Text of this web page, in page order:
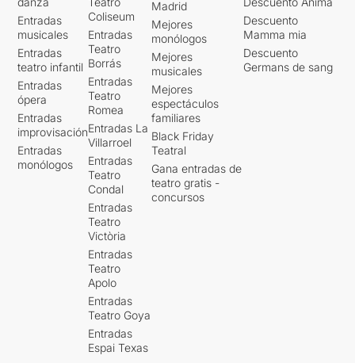
Entradas
musicales
Entradas
teatro infantil
Entradas
ópera
Entradas
improvisación
Entradas
monólogos
Coliseum
Entradas
Teatro
Borrás
Entradas
Teatro
Romea
Entradas La
Villarroel
Entradas
Teatro
Condal
Entradas
Teatro
Victòria
Entradas
Teatro
Apolo
Entradas
Teatro Goya
Entradas
Espai Texas
Madrid
Mejores
monólogos
Mejores
musicales
Mejores
espectáculos
familiares
Black Friday
Teatral
Gana entradas de
teatro gratis -
concursos
Descuento
Mamma mia
Descuento
Germans de sang